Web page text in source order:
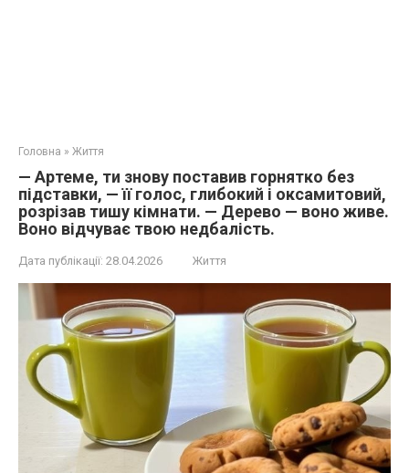
Головна » Життя
— Артеме, ти знову поставив горнятко без
підставки, — її голос, глибокий і оксамитовий,
розрізав тишу кімнати. — Дерево — воно живе.
Воно відчуває твою недбалість.
Дата публікації: 28.04.2026 Життя